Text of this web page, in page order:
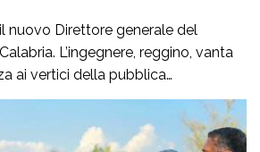
nuovo Direttore generale del
L’ingegnere, reggino, vanta
ai vertici della pubblica
gestione delle infrastrutture in
È stato Vice Direttore regionale
Anas Calabria,